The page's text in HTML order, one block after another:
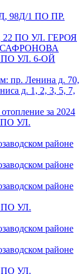
98Д/1 ПО ПР.
ПО УЛ. ГЕРОЯ
УЛ. 6-ОЙ
пр. Ленина д. 70,
д. 1, 2, 3, 5, 7,
за 2024
УЛ.
районе
районе
районе
УЛ.
районе
районе
УЛ.